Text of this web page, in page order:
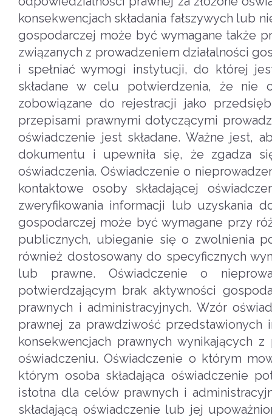
konsekwencjach składania fałszywych lub
gospodarczej może być wymagane także
związanych z prowadzeniem działalności
i spełniać wymogi instytucji, do której
składane w celu potwierdzenia, że nie
zobowiązane do rejestracji jako
przepisami prawnymi dotyczącymi
oświadczenie jest składane. Ważne jest,
dokumentu i upewniła się, że zgadza
oświadczenia. Oświadczenie o
kontaktowe osoby składającej
zweryfikowania informacji lub uzyskania
gospodarczej może być wymagane przy
publicznych, ubieganie się o zwolnienia
również dostosowany do specyficznych
lub prawne. Oświadczenie o
potwierdzającym brak aktywności
prawnych i administracyjnych. Wzór
prawnej za prawdziwość przedstawionych
konsekwencjach prawnych wynikających
oświadczeniu. Oświadczenie o którym
którym osoba składająca oświadczenie
istotna dla celów prawnych i
składającą oświadczenie lub jej